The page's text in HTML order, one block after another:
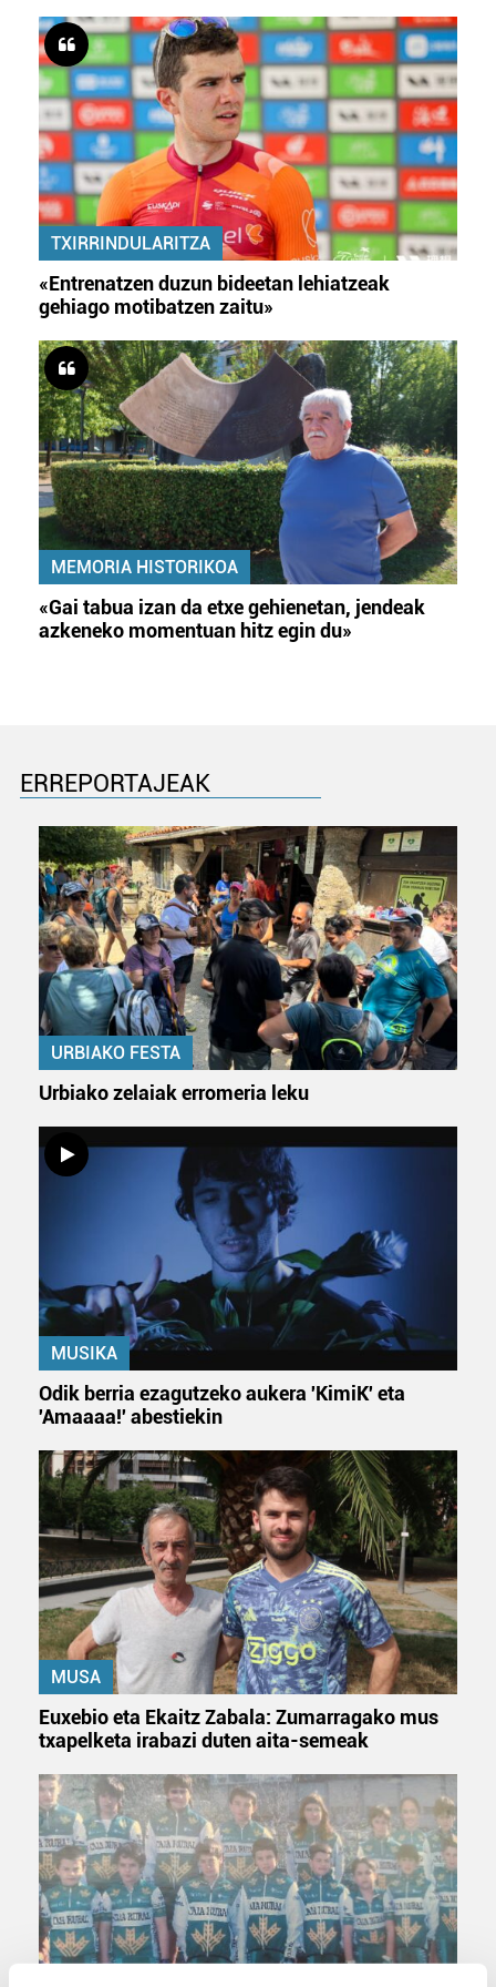
TXIRRINDULARITZA
«Entrenatzen duzun bideetan lehiatzeak
gehiago motibatzen zaitu»
MEMORIA HISTORIKOA
«Gai tabua izan da etxe gehienetan, jendeak
azkeneko momentuan hitz egin du»
ERREPORTAJEAK
URBIAKO FESTA
Urbiako zelaiak erromeria leku
MUSIKA
Odik berria ezagutzeko aukera 'KimiK' eta
'Amaaaa!' abestiekin
MUSA
Euxebio eta Ekaitz Zabala: Zumarragako mus
txapelketa irabazi duten aita-semeak